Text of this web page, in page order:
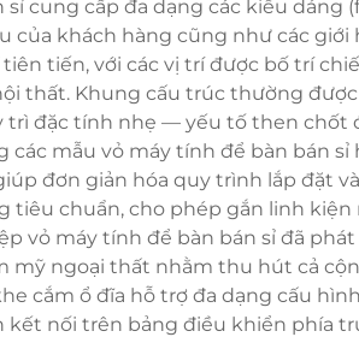
cung cấp đa dạng các kiểu dáng
của khách hàng cũng như các
tiến, với các vị trí được bố trí
thất. Khung cấu trúc thường
đặc tính nhẹ — yếu tố then chốt
mẫu vỏ máy tính để bàn bán
đơn giản hóa quy trình lắp đặt
chuẩn, cho phép gắn linh
vỏ máy tính để bàn bán sỉ đã
mỹ ngoại thất nhằm thu hút cả
cắm ổ đĩa hỗ trợ đa dạng cấu
kết nối trên bảng điều khiển phía